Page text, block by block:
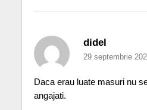
didel
29 septembrie
Daca erau luate masuri nu
angajati.